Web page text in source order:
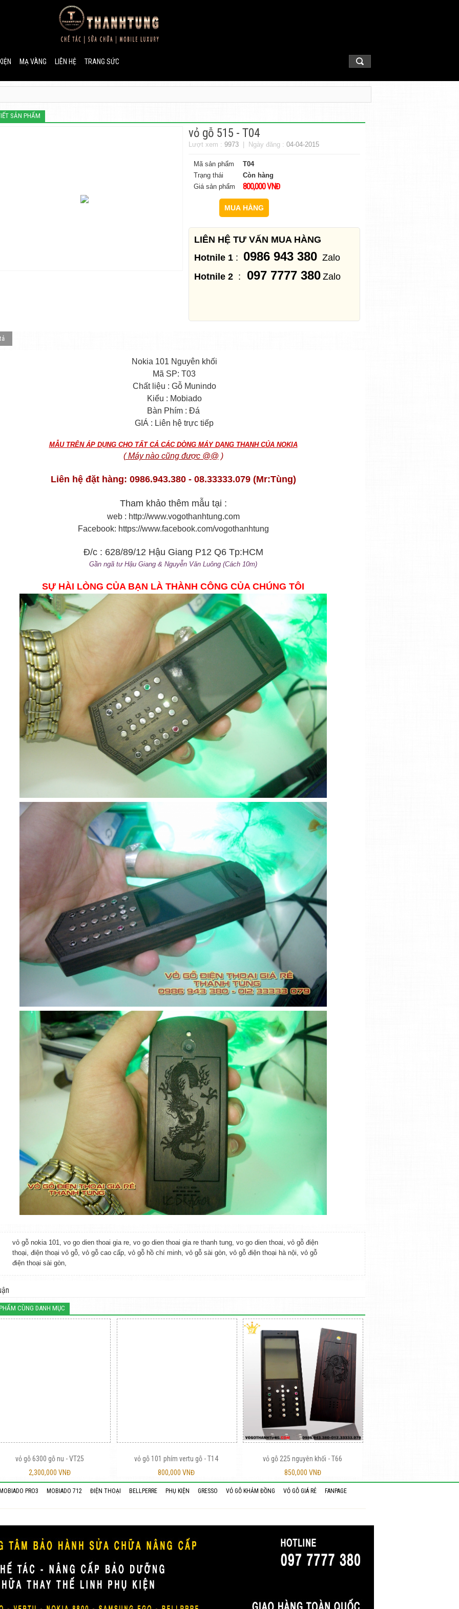
MẠ VÀNG LIÊN HỆ TRANG SỨC
vuông vỏ gỗ 225 nguyên khối Vỏ nokia 515 hợp kim moka red Mobiado 3 GCB Trong Dong
4,000,000 VNĐ
Vertu Signature S Stainless St...
Liên hệ
Thay Màn Hình Vertu Quantum Flip
Liên hệ
Bellperre Rose Gold cá sấu Green
SẢN PHẨM
vỏ gỗ 515 - T04
Lượt xem : 9973 | Ngày đăng : 04-04-2015
Mã sản phẩm
T04
Trạng thái
Còn hàng
Giá sản phẩm
800,000 VNĐ
MUA HÀNG
LIÊN HỆ TƯ VẤN MUA HÀNG
Hotnile 1 : 0986 943 380 Zalo
Hotnile 2 : 097 7777 380 Zalo
Nokia 101 Nguyên khối
Mã SP: T03
Chất liệu : Gỗ Munindo
Kiểu : Mobiado
Bàn Phím : Đá
GIÁ : Liên hệ trực tiếp
MẪU TRÊN ÁP DỤNG CHO TẤT CẢ CÁC DÒNG MÁY DẠNG THANH CỦA NOKIA
( Máy nào cũng được @@ )
Liên hệ đặt hàng: 0986.943.380 - 08.33333.079 (Mr:Tùng)
Tham khảo thêm mẫu tại :
web : http://www.vogothanhtung.com
Facebook: https://www.facebook.com/vogothanhtung
Đ/c : 628/89/12 Hậu Giang P12 Q6 Tp:HCM
Gần ngã tư Hậu Giang & Nguyễn Văn Luông (Cách 10m)
SỰ HÀI LÒNG CỦA BẠN LÀ THÀNH CÔNG CỦA CHÚNG TÔI
vỏ gỗ nokia 101 vo go dien thoai gia re vo go dien thoai gia re thanh tung vo go dien thoai vỏ gỗ điện
thoại điện thoại vỏ gỗ vỏ gỗ cao cấp vỏ gỗ hồ chí minh vỏ gỗ sài gòn vỏ gỗ điện thoại hà nội vỏ gỗ
điện thoại sài gòn
CÙNG DANH MỤC
vỏ gỗ 6300 gỗ nu - VT25
2,300,000 VNĐ
vỏ gỗ 101 phím vertu gỗ - T14
800,000 VNĐ
vỏ gỗ 225 nguyên khối - T66
850,000 VNĐ
PRO3 MOBIADO 712 ĐIỆN THOẠI BELLPERRE PHỤ KIỆN GRESSO VỎ GỖ KHẢM ĐỒNG VỎ GỖ GIÁ RẺ
FANPAGE